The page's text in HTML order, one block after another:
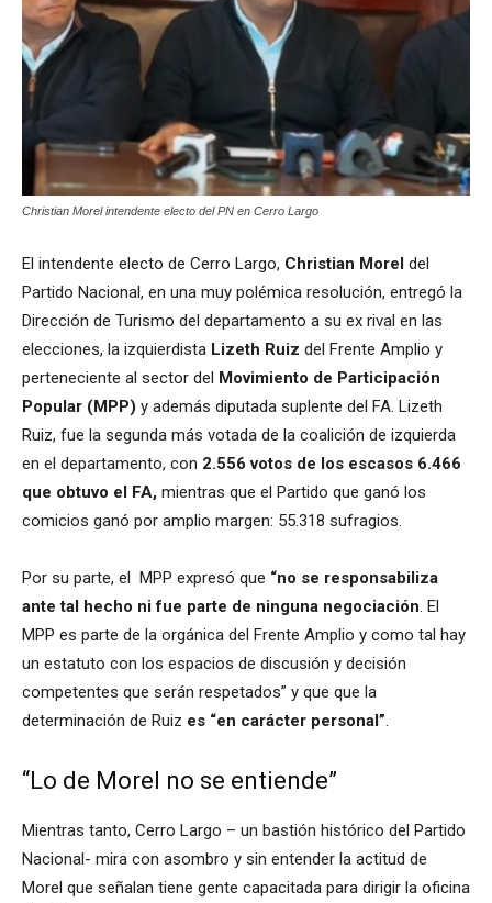
Christian Morel intendente electo del PN en Cerro Largo
El intendente electo de Cerro Largo, Christian Morel del
Partido Nacional, en una muy polémica resolución, entregó la
Dirección de Turismo del departamento a su ex rival en las
elecciones, la izquierdista Lizeth Ruiz del Frente Amplio y
perteneciente al sector del Movimiento de Participación
Popular (MPP) y además diputada suplente del FA. Lizeth
Ruiz, fue la segunda más votada de la coalición de izquierda
en el departamento, con 2.556 votos de los escasos 6.466
que obtuvo el FA, mientras que el Partido que ganó los
comicios ganó por amplio margen: 55.318 sufragios.
Por su parte, el MPP expresó que “no se responsabiliza
ante tal hecho ni fue parte de ninguna negociación. El
MPP es parte de la orgánica del Frente Amplio y como tal hay
un estatuto con los espacios de discusión y decisión
competentes que serán respetados” y que que la
determinación de Ruiz es “en carácter personal”.
“Lo de Morel no se entiende”
Mientras tanto, Cerro Largo – un bastión histórico del Partido
Nacional- mira con asombro y sin entender la actitud de
Morel que señalan tiene gente capacitada para dirigir la oficina